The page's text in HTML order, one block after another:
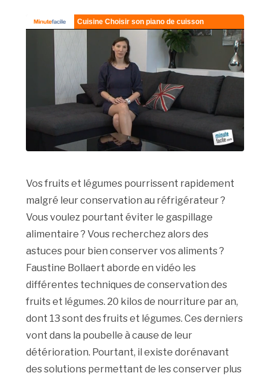
Vos fruits et légumes pourrissent rapidement
malgré leur conservation au réfrigérateur ?
Vous voulez pourtant éviter le gaspillage
alimentaire ? Vous recherchez alors des
astuces pour bien conserver vos aliments ?
Faustine Bollaert aborde en vidéo les
différentes techniques de conservation des
fruits et légumes. 20 kilos de nourriture par an,
dont 13 sont des fruits et légumes. Ces derniers
vont dans la poubelle à cause de leur
détérioration. Pourtant, il existe dorénavant
des solutions permettant de les conserver plus